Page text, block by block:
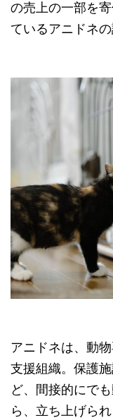
の売上の一部を
ているアニドネ
アニドネは、動
支援組織。保護
ど、間接的にで
ら、立ち上げられ